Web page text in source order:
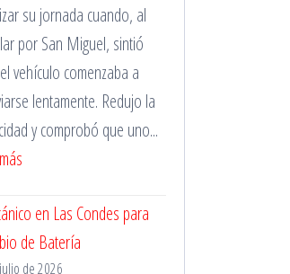
Madrugada
su jornada cuando, al
por San Miguel, sintió
vehículo comenzaba a
lentamente. Redujo la
y comprobó que uno...
de
Neumáticos
en Las Condes para
de Batería
de 2026